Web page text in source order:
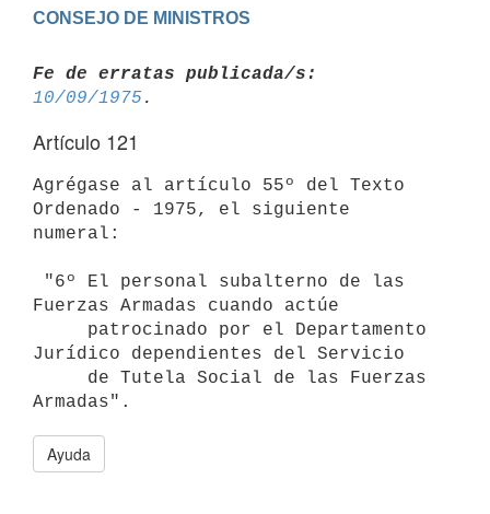
CONSEJO DE MINISTROS
Fe de erratas publicada/s:
10/09/1975
Artículo 121
Agrégase al artículo 55º del Texto
Ordenado - 1975, el siguiente
numeral:
Fuerzas Armadas cuando actúe
Jurídico dependientes del Servicio
Ayuda